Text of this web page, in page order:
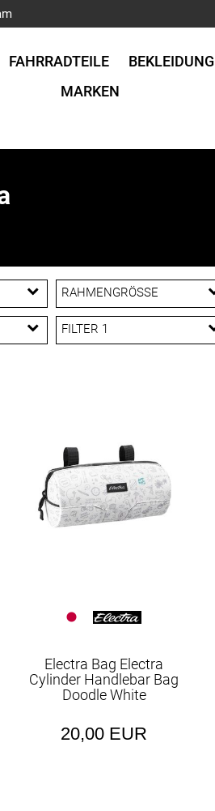
FAHRRADTEILE BEKLEIDUNG
MARKEN
RAHMENGRÖSSE
M L S
FILTER 1
Electra Bag Electra
Cylinder Handlebar Bag
Doodle White
20,00 EUR